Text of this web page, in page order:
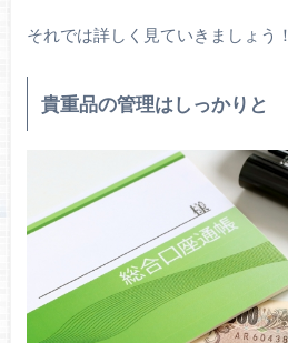
それでは詳しく見ていきましょう！
貴重品の管理はしっかりと